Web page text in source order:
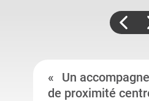
Un
de proximité